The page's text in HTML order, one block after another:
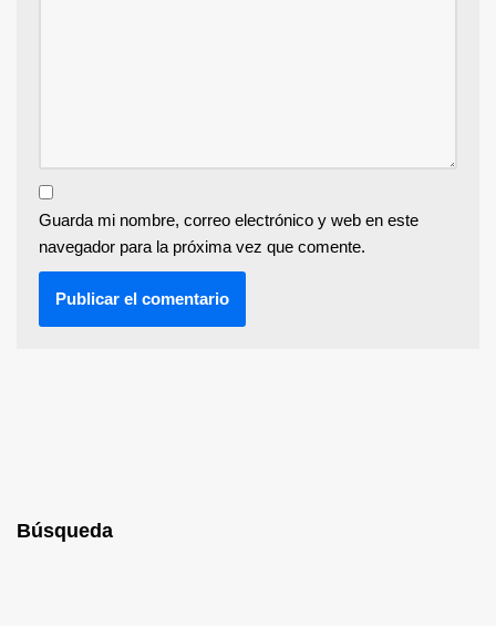
Guarda mi nombre, correo electrónico y web en este
navegador para la próxima vez que comente.
Búsqueda